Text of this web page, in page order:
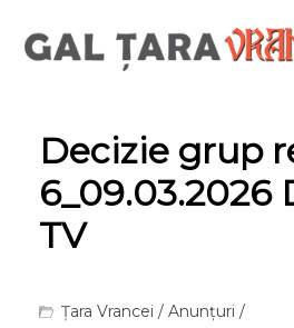
Decizie grup
6_09.03.2026
TV
Țara Vrancei / Anunțuri /